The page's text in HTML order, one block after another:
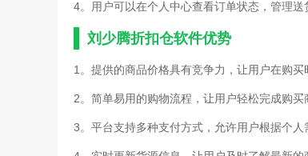
4。用户可以在个人中心查看订单状态，管理送
刘少腾折扣仓软件优势
1。提供的商品价格具有竞争力，让用户在购买
2。简单易用的购物流程，让用户轻松完成购买
3。平台支持多种支付方式，允许用户根据个人